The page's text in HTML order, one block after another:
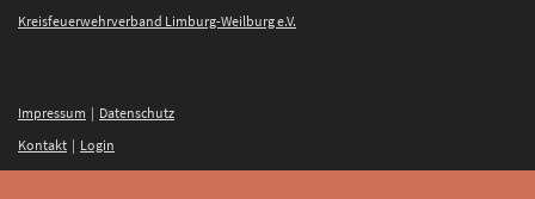
Kreisfeuerwehrverband Limburg-Weilburg e.V.
Impressum
Datenschutz
Kontakt
Login